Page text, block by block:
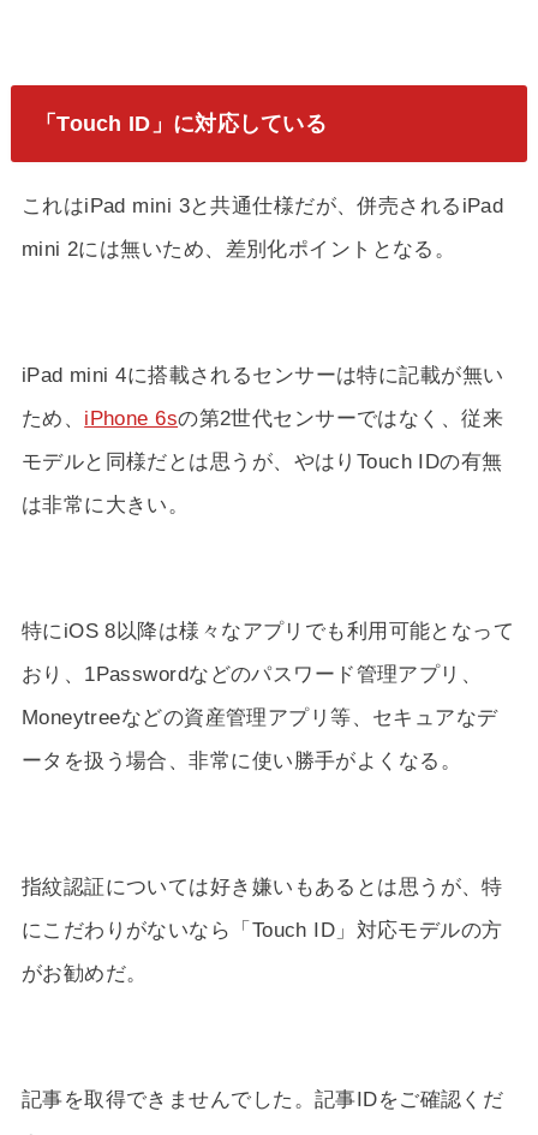
「Touch ID」に対応している
これはiPad mini 3と共通仕様だが、併売されるiPad
mini 2には無いため、差別化ポイントとなる。
iPad mini 4に搭載されるセンサーは特に記載が無い
ため、 iPhone 6sの第2世代センサーではなく、従来
モデルと同様だとは思うが、やはりTouch IDの有無
は非常に大きい。
特にiOS 8以降は様々なアプリでも利用可能となって
おり、1Passwordなどのパスワード管理アプリ、
Moneytreeなどの資産管理アプリ等、セキュアなデ
ータを扱う場合、非常に使い勝手がよくなる。
指紋認証については好き嫌いもあるとは思うが、特
にこだわりがないなら「Touch ID」対応モデルの方
がお勧めだ。
記事を取得できませんでした。記事IDをご確認くだ